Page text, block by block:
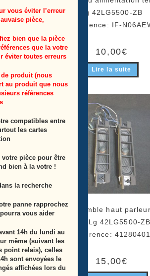
CCFL télé
ZB
€
Lg 42LG5500-ZB
Référence: IF-
10,00€
Lire la suite
power télé
€
Ensemble haut
télé Lg 42LG5500-ZB
Référence: 41280401
15,00€
vous éviter l’erreur
pièce,
bien que la pièce
que la votre
éviter toutes erreurs
produit (nous
au produit que nous
références
compatibles entre
les cartes
pièce pour être
bien à la votre !
la recherche
panne rapprochez
vous aider
14h du lundi au
même (suivant les
point relais), celles
sont envoyées le
affichées lors du